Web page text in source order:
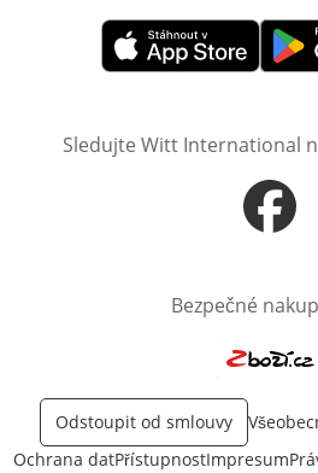
Otevře v novém okně
Sledujte Witt International
Otevře
Bezpečné
Odstoupit od smlouvy
Ochrana datPřístupnostImpresum